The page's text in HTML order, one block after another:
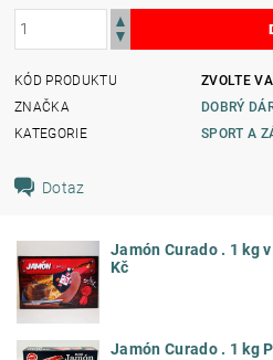
KÓD PRODUKTU
ZVOLTE
ZNAČKA
DOBRÝ
KATEGORIE
SPORT A
Dotaz
Jamón Curado . 1 kg
Kč
Jamón Curado . 1 kg